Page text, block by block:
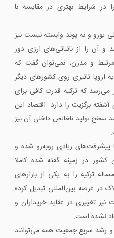
در شرایط بهتری در مقایسه با
یورو و نه پوند وابسته نیست نیز
آن را از ناثباتی‌های ارزی دور
و مدرن، نمی‌توان گفت که
اروپا تاثیری روی کشورهای دیگر
می‌رسد که ترکیه قدرت کافی برای
برگزیت را دارد. اقتصاد این
سطح تولید ناخالص داخلی آن نیز
پیشرفت‌های زیادی روبه‌رو شده و
کشور در زمینه گفته شده کاملا
ترکیه را به یکی از بازارهای
در عرصه بین‌المللی تبدیل کرده
تغییری در عقاید خریداران و
نشده است.
و رشد سریع جمعیت همه می‌توانند